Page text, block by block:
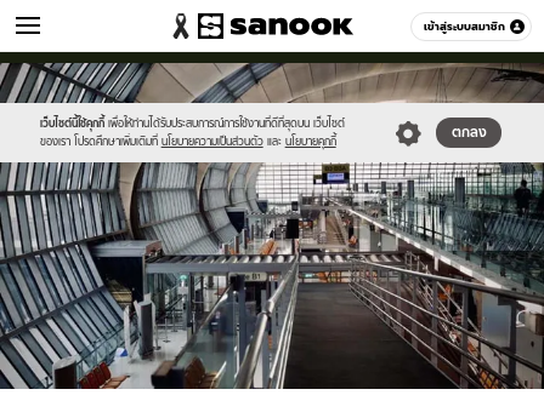
เข้าสู่ระบบสมาชิก
เที่ยว-กิน หมวดอื่นๆ
เว็บไซต์นี้ใช้คุกกี้ เพื่อให้ท่านได้รับประสบการณ์การใช้งานที่ดีที่สุดบน เว็บไซต์
ของเรา โปรดศึกษาเพิ่มเติมที่ นโยบายความเป็นส่วนตัว และ นโยบายคุกกี้
ตกลง
Sanook
//s.isanook.com/sr/0/images/logo-
new-
sanook.png
600
60
//s.isanook.com/tr/0/ud/285/1429485/bg.jpg